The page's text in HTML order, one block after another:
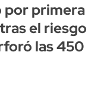
por primera
el riesgo
las 450